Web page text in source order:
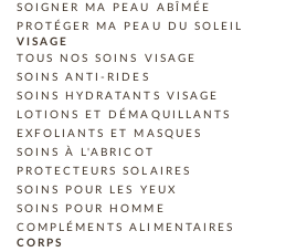
SOIGNER MA PEAU ABÎMÉE
PROTÉGER MA PEAU DU SOLEIL
VISAGE
TOUS NOS SOINS VISAGE
SOINS ANTI-RIDES
SOINS HYDRATANTS VISAGE
LOTIONS ET DÉMAQUILLANTS
EXFOLIANTS ET MASQUES
SOINS À L'ABRICOT
PROTECTEURS SOLAIRES
SOINS POUR LES YEUX
SOINS POUR HOMME
COMPLÉMENTS ALIMENTAIRES
CORPS